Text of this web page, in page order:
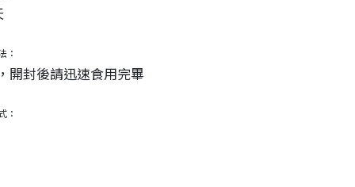
：
開封後請迅速食用完畢
：